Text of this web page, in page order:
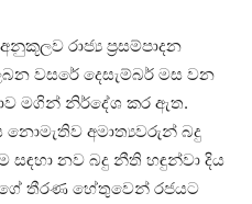
රාජ්‍ය ප්‍රසම්පාදන
වසරේ දෙසැම්බර් මස වන
මගින් නිර්දේශ කර ඇත.
නොමැතිව අමාත්‍යවරුන් බදු
නව බදු නීති හඳුන්වා දිය
තීරණ හේතුවෙන් රජයට